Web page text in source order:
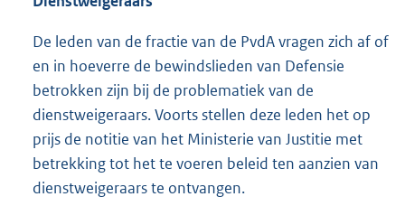
De leden van de fractie van de PvdA vragen zich af of
en in hoeverre de bewindslieden van Defensie
betrokken zijn bij de problematiek van de
dienstweigeraars. Voorts stellen deze leden het op
prijs de notitie van het Ministerie van Justitie met
betrekking tot het te voeren beleid ten aanzien van
dienstweigeraars te ontvangen.